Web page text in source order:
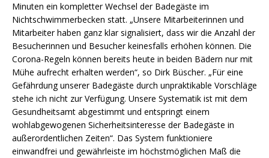
Minuten ein kompletter Wechsel der Badegäste im
Nichtschwimmerbecken statt. „Unsere Mitarbeiterinnen und
Mitarbeiter haben ganz klar signalisiert, dass wir die Anzahl der
Besucherinnen und Besucher keinesfalls erhöhen können. Die
Corona-Regeln können bereits heute in beiden Bädern nur mit
Mühe aufrecht erhalten werden“, so Dirk Büscher. „Für eine
Gefährdung unserer Badegäste durch unpraktikable Vorschläge
stehe ich nicht zur Verfügung. Unsere Systematik ist mit dem
Gesundheitsamt abgestimmt und entspringt einem
wohlabgewogenen Sicherheitsinteresse der Badegäste in
außerordentlichen Zeiten“. Das System funktioniere
einwandfrei und gewährleiste im höchstmöglichen Maß die